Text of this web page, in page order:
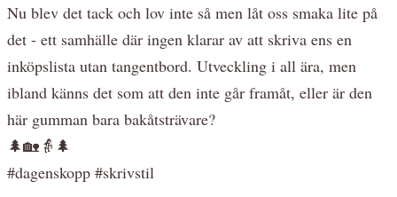
Nu blev det tack och lov inte så men låt oss smaka lite på
det - ett samhälle där ingen klarar av att skriva ens en
inköpslista utan tangentbord. Utveckling i all ära, men
ibland känns det som att den inte går framåt, eller är den
här gumman bara bakåtsträvare?
🌲🏡👵🌲
#dagenskopp #skrivstil